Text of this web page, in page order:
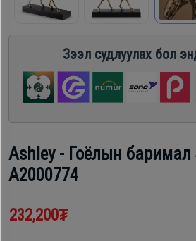
Хөргөгч,
Хөлдөөгч
Плитк,
Тавилга
шүүгээ
Тавилга
Эйр
ГАР
Зээл судлуулах бол
Ashley - Гоёлын баримал
A2000774
232,200₮